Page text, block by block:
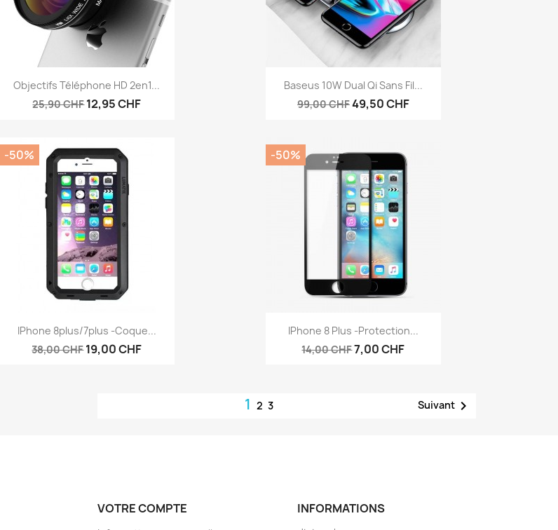
Aperçu rapide
Objectifs Téléphone HD 2en1...
25,90 CHF12,95 CHF
 Aperçu rapide
Baseus 10W Dual Qi Sans Fil...
99,00 CHF49,50 CHF
Aperçu rapide
IPhone 8plus/7plus -Coque...
38,00 CHF19,00 CHF
-50%
 Aperçu rapide
IPhone 8 Plus -protection...
14,00 CHF7,00 CHF
-50%
1 2 3 Suivant
VOTRE COMPTE INFORMATIONS